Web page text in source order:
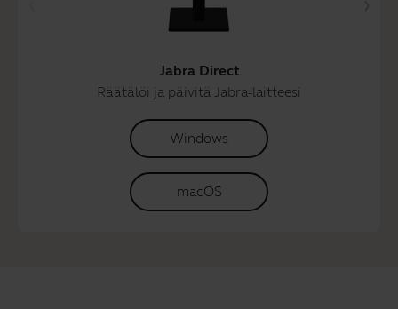
Jabra Direct
Räätälöi ja päivitä Jabra-laitteesi
Windows
macOS